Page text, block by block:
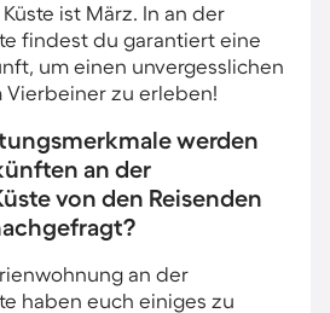
ist März. In an der
findest du garantiert eine
um einen unvergesslichen
zu erleben!
werden
an der
von den Reisenden
an der
haben euch einiges zu